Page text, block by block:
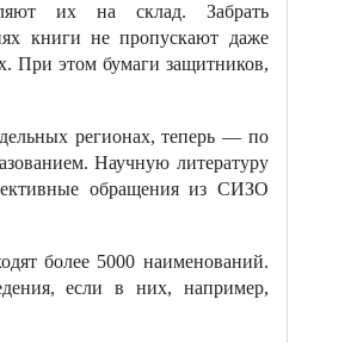
их на склад. Забрать
книги не пропускают даже
При этом бумаги защитников,
регионах, теперь — по
Научную литературу
обращения из СИЗО
более 5000 наименований.
если в них, например,